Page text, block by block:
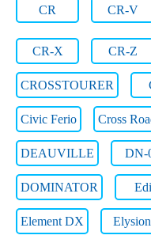
CR CR-V
CR-X CR-Z
CROSSTOURER
Civic Ferio Cross
DEAUVILLE DN-
DOMINATOR
Element DX Elysion